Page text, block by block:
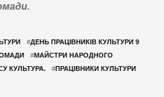
#ДЕНЬ ПРАЦІВНИКІВ КУЛЬТУРИ 9
#МАЙСТРИ НАРОДНОГО
КУЛЬТУРА. #ПРАЦІВНИКИ КУЛЬТУРИ